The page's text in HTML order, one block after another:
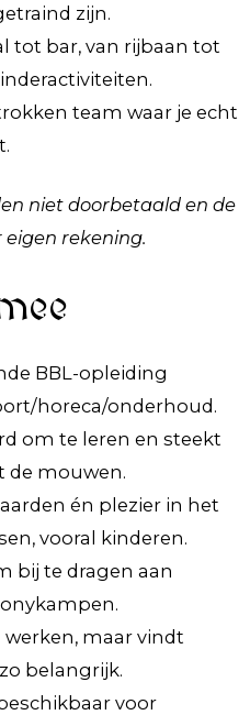
zijn.
tot bar, van rijbaan tot
team waar je echt
niet doorbetaald en de
rekening.
BBL-opleiding
horeca/onderhoud.
om te leren en steekt
de mouwen.
én plezier in het
vooral kinderen.
bij te dragen aan
maar vindt
belangrijk.
voor